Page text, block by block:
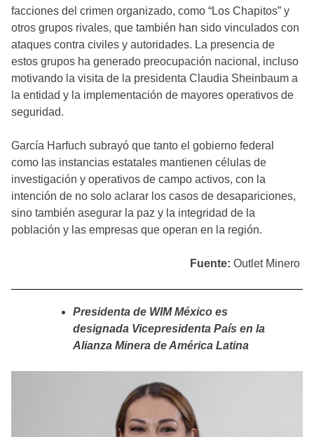
facciones del crimen organizado, como “Los Chapitos” y
otros grupos rivales, que también han sido vinculados con
ataques contra civiles y autoridades. La presencia de
estos grupos ha generado preocupación nacional, incluso
motivando la visita de la presidenta Claudia Sheinbaum a
la entidad y la implementación de mayores operativos de
seguridad.
García Harfuch subrayó que tanto el gobierno federal
como las instancias estatales mantienen células de
investigación y operativos de campo activos, con la
intención de no solo aclarar los casos de desapariciones,
sino también asegurar la paz y la integridad de la
población y las empresas que operan en la región.
Fuente: Outlet Minero
Presidenta de WIM México es
designada Vicepresidenta País en la
Alianza Minera de América Latina